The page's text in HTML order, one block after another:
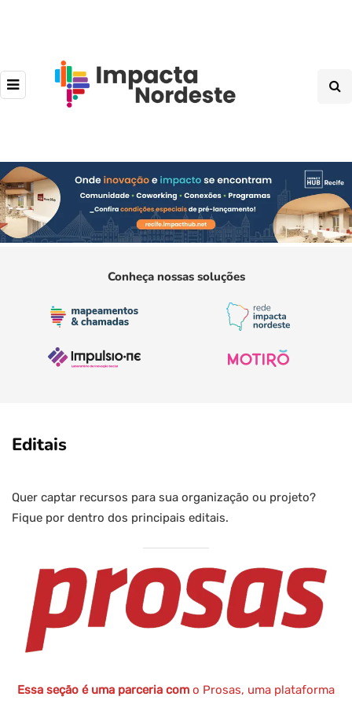
Conheça nossas soluções
Editais
Quer captar recursos para sua organização ou projeto?
Fique por dentro dos principais editais.
Essa seção é uma parceria com o Prosas, uma plataforma